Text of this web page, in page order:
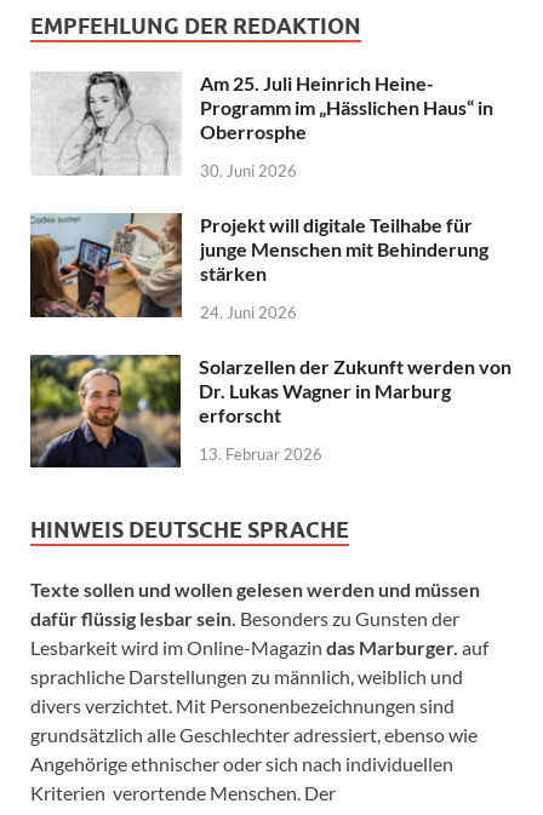
EMPFEHLUNG DER REDAKTION
Am 25. Juli Heinrich Heine-
Programm im „Hässlichen Haus“ in
Oberrosphe
30. Juni 2026
Projekt will digitale Teilhabe für
junge Menschen mit Behinderung
stärken
24. Juni 2026
Solarzellen der Zukunft werden von
Dr. Lukas Wagner in Marburg
erforscht
13. Februar 2026
HINWEIS DEUTSCHE SPRACHE
Texte sollen und wollen gelesen werden und müssen
dafür flüssig lesbar sein. Besonders zu Gunsten der
Lesbarkeit wird im Online-Magazin das Marburger. auf
sprachliche Darstellungen zu männlich, weiblich und
divers verzichtet. Mit Personenbezeichnungen sind
grundsätzlich alle Geschlechter adressiert, ebenso wie
Angehörige ethnischer oder sich nach individuellen
Kriterien verortende Menschen. Der